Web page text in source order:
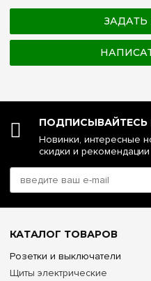
ПОДПИСЫВАЙТЕСЬ
Новинки, интересные
скидки и рекомендации
КАТАЛОГ ТОВАРОВ
Розетки и выключатели
Щиты электрические